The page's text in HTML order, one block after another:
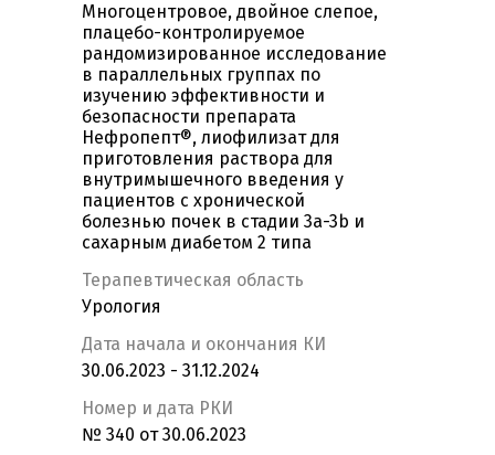
Многоцентровое, двойное слепое,
плацебо-контролируемое
рандомизированное исследование
в параллельных группах по
изучению эффективности и
безопасности препарата
Нефропепт®, лиофилизат для
приготовления раствора для
внутримышечного введения у
пациентов с хронической
болезнью почек в стадии 3а-3b и
сахарным диабетом 2 типа
Терапевтическая область
Урология
Дата начала и окончания КИ
30.06.2023 - 31.12.2024
Номер и дата РКИ
№ 340 от 30.06.2023